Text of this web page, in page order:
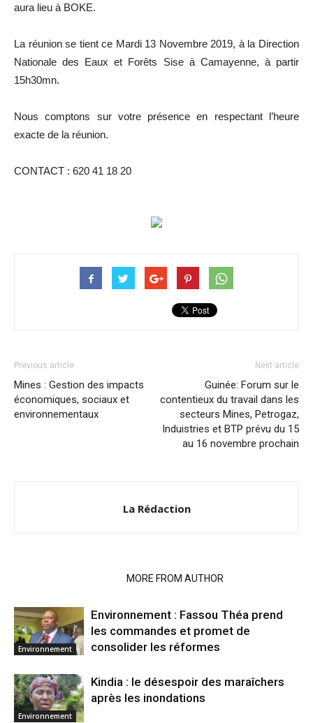
aura lieu à BOKE.
La réunion se tient ce Mardi 13 Novembre 2019, à la Direction
Nationale des Eaux et Forêts Sise à Camayenne, à partir
15h30mn.
Nous comptons sur votre présence en respectant l’heure
exacte de la réunion.
CONTACT : 620 41 18 20
Previous article
Mines : Gestion des impacts
économiques, sociaux et
environnementaux
Next article
Guinée: Forum sur le
contentieux du travail dans les
secteurs Mines, Petrogaz,
Induistries et BTP prévu du 15
au 16 novembre prochain
La Rédaction
MORE FROM AUTHOR
Environnement
Environnement : Fassou Théa prend
les commandes et promet de
consolider les réformes
Environnement
Kindia : le désespoir des maraîchers
après les inondations